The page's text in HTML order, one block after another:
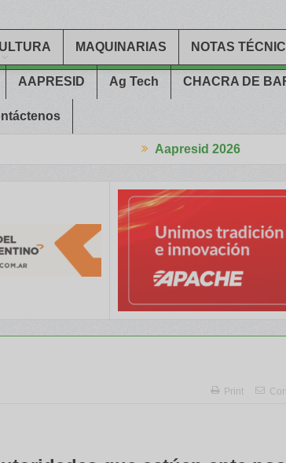
MAQUINARIAS NOTAS
AAPRESID Ag Tech CHACRA DE
Aapresid 2026
Print